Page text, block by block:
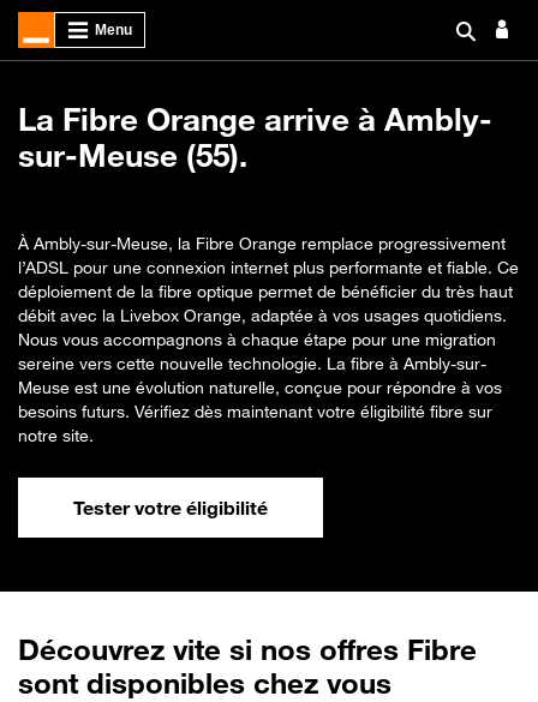
La Fibre Orange arrive à Ambly-
sur-Meuse (55).
À Ambly-sur-Meuse, la Fibre Orange remplace progressivement
l’ADSL pour une connexion internet plus performante et fiable. Ce
déploiement de la fibre optique permet de bénéficier du très haut
débit avec la Livebox Orange, adaptée à vos usages quotidiens.
Nous vous accompagnons à chaque étape pour une migration
sereine vers cette nouvelle technologie. La fibre à Ambly-sur-
Meuse est une évolution naturelle, conçue pour répondre à vos
besoins futurs. Vérifiez dès maintenant votre éligibilité fibre sur
notre site.
Tester votre éligibilité
Découvrez vite si nos offres Fibre
sont disponibles chez vous